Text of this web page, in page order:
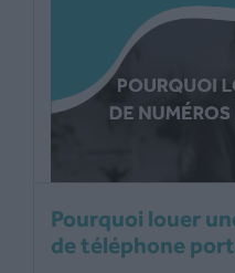
Pourquoi louer
de téléphone